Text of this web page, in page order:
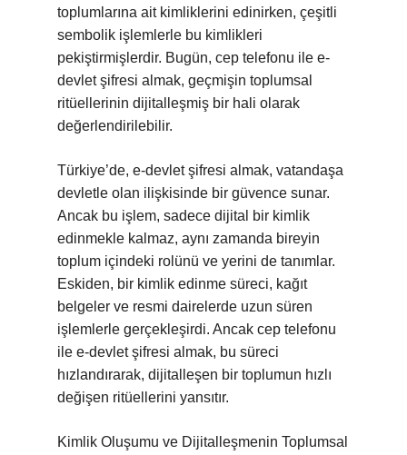
toplumlarına ait kimliklerini edinirken, çeşitli
sembolik işlemlerle bu kimlikleri
pekiştirmişlerdir. Bugün, cep telefonu ile e-
devlet şifresi almak, geçmişin toplumsal
ritüellerinin dijitalleşmiş bir hali olarak
değerlendirilebilir.
Türkiye’de, e-devlet şifresi almak, vatandaşa
devletle olan ilişkisinde bir güvence sunar.
Ancak bu işlem, sadece dijital bir kimlik
edinmekle kalmaz, aynı zamanda bireyin
toplum içindeki rolünü ve yerini de tanımlar.
Eskiden, bir kimlik edinme süreci, kağıt
belgeler ve resmi dairelerde uzun süren
işlemlerle gerçekleşirdi. Ancak cep telefonu
ile e-devlet şifresi almak, bu süreci
hızlandırarak, dijitalleşen bir toplumun hızlı
değişen ritüellerini yansıtır.
Kimlik Oluşumu ve Dijitalleşmenin Toplumsal